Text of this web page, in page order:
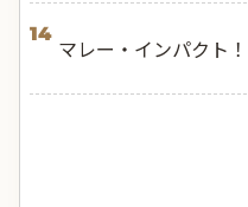
14
マレー・インパクト！